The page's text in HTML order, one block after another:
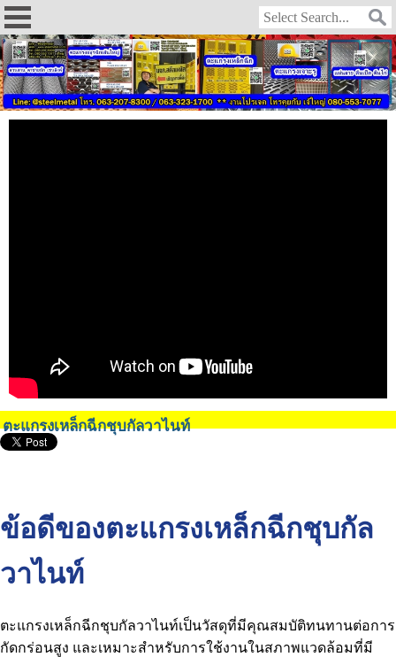
ตะแกรงเหล็กฉีกชุบกัลวาไนท์
ข้อดีของตะแกรงเหล็กฉีกชุบกัล
วาไนท์
ตะแกรงเหล็กฉีกชุบกัลวาไนท์เป็นวัสดุที่มีคุณสมบัติทนทานต่อการ
กัดกร่อนสูง และเหมาะสำหรับการใช้งานในสภาพแวดล้อมที่มี